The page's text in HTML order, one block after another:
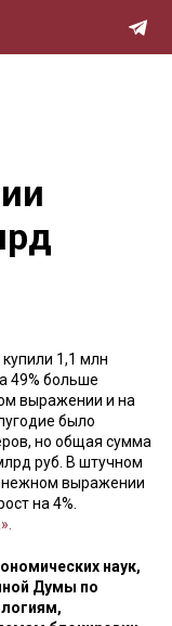
1,1 млн
49% больше
выражении и на
было
но общая сумма
руб. В штучном
выражении
на 4%.
наук,
Думы по